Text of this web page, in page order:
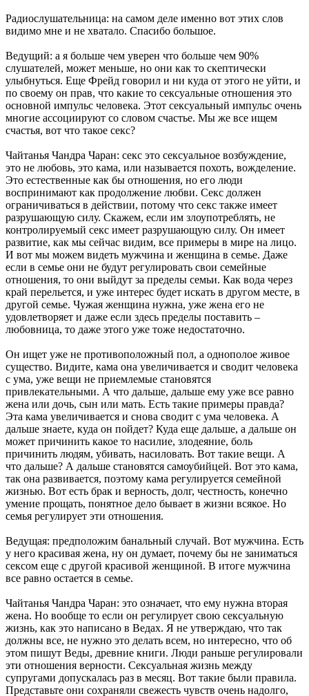
Радиослушательница: на самом деле именно вот этих слов
видимо мне и не хватало. Спасибо большое.
Ведущий: а я больше чем уверен что больше чем 90%
слушателей, может меньше, но они как то скептически
улыбнуться. Еще Фрейд говорил и ни куда от этого не уйти, и
по своему он прав, что какие то сексуальные отношения это
основной импульс человека. Этот сексуальный импульс очень
многие ассоциируют со словом счастье. Мы же все ищем
счастья, вот что такое секс?
Чайтанья Чандра Чаран: секс это сексуальное возбуждение,
это не любовь, это кама, или называется похоть, вожделение.
Это естественные как бы отношения, но его люди
воспринимают как продолжение любви. Секс должен
ограничиваться в действии, потому что секс также имеет
разрушающую силу. Скажем, если им злоупотреблять, не
контролируемый секс имеет разрушающую силу. Он имеет
развитие, как мы сейчас видим, все примеры в мире на лицо.
И вот мы можем видеть мужчина и женщина в семье. Даже
если в семье они не будут регулировать свои семейные
отношения, то они выйдут за пределы семьи. Как вода через
край перельется, и уже интерес будет искать в другом месте, в
другой семье. Чужая женщина нужна, уже жена его не
удовлетворяет и даже если здесь пределы поставить –
любовница, то даже этого уже тоже недостаточно.
Он ищет уже не противоположный пол, а однополое живое
существо. Видите, кама она увеличивается и сводит человека
с ума, уже вещи не приемлемые становятся
привлекательными. А что дальше, дальше ему уже все равно
жена или дочь, сын или мать. Есть такие примеры правда?
Эта кама увеличивается и снова сводит с ума человека. А
дальше знаете, куда он пойдет? Куда еще дальше, а дальше он
может причинить какое то насилие, злодеяние, боль
причинить людям, убивать, насиловать. Вот такие вещи. А
что дальше? А дальше становятся самоубийцей. Вот это кама,
так она развивается, поэтому кама регулируется семейной
жизнью. Вот есть брак и верность, долг, честность, конечно
умение прощать, понятное дело бывает в жизни всякое. Но
семья регулирует эти отношения.
Ведущая: предположим банальный случай. Вот мужчина. Есть
у него красивая жена, ну он думает, почему бы не заниматься
сексом еще с другой красивой женщиной. В итоге мужчина
все равно остается в семье.
Чайтанья Чандра Чаран: это означает, что ему нужна вторая
жена. Но вообще то если он регулирует свою сексуальную
жизнь, как это написано в Ведах. Я не утверждаю, что так
должны все, не нужно это делать всем, но интересно, что об
этом пишут Веды, древние книги. Люди раньше регулировали
эти отношения верности. Сексуальная жизнь между
супругами допускалась раз в месяц. Вот такие были правила.
Представьте они сохраняли свежесть чувств очень надолго,